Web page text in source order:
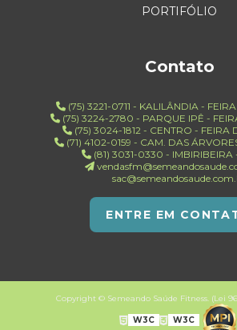
PORTIFÓLIO
Contato
(75) 3221-0711 - KALILÂNDIA -
(75) 3224-2780 - PARQUE IPÊ -
(75) 3024-1812 - CENTRO - FEIRA
(71) 4102-0159 - CAM. DAS
(81) 3031-0330 - IMBIRIBEIRA
ENTRE EM
Copyright © Semeando Saúde Fitness. (Lei
W3C W3C